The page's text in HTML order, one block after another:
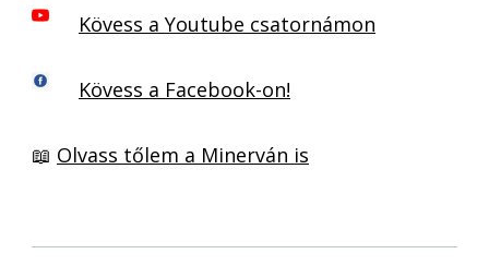
Kövess a Youtube csatornámon
Kövess a Facebook-on!
📖 Olvass tőlem a Minerván is